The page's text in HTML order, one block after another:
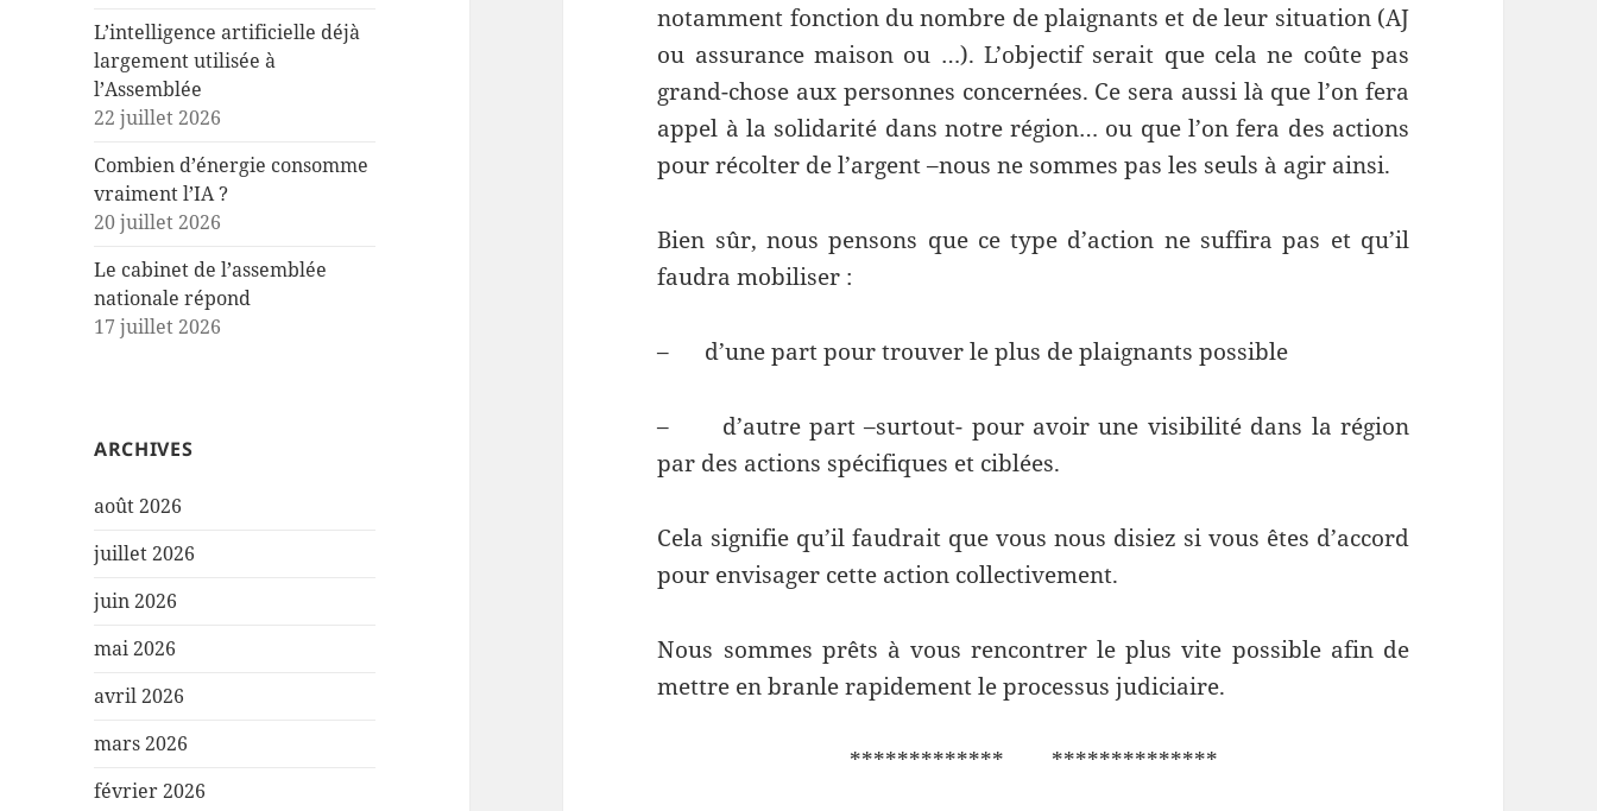
L’intelligence artificielle déjà
largement utilisée à
l’Assemblée
22 juillet 2026
Combien d’énergie consomme
vraiment l’IA ?
20 juillet 2026
Le cabinet de l’assemblée
nationale répond
17 juillet 2026
ARCHIVES
août 2026
juillet 2026
juin 2026
mai 2026
avril 2026
mars 2026
février 2026
notamment fonction du nombre de plaignants et de leur situation (AJ
ou assurance maison ou …). L’objectif serait que cela ne coûte pas
grand-chose aux personnes concernées. Ce sera aussi là que l’on fera
appel à la solidarité dans notre région… ou que l’on fera des actions
pour récolter de l’argent –nous ne sommes pas les seuls à agir ainsi.
Bien sûr, nous pensons que ce type d’action ne suffira pas et qu’il
faudra mobiliser :
– d’une part pour trouver le plus de plaignants possible
– d’autre part –surtout- pour avoir une visibilité dans la région
par des actions spécifiques et ciblées.
Cela signifie qu’il faudrait que vous nous disiez si vous êtes d’accord
pour envisager cette action collectivement.
Nous sommes prêts à vous rencontrer le plus vite possible afin de
mettre en branle rapidement le processus judiciaire.
************* **************